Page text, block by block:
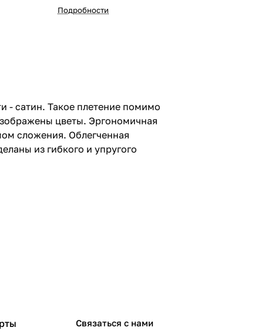
Подробности
- сатин. Такое плетение помимо
цветы. Эргономичная
сложения. Облегченная
из гибкого и упругого
Связаться с нами